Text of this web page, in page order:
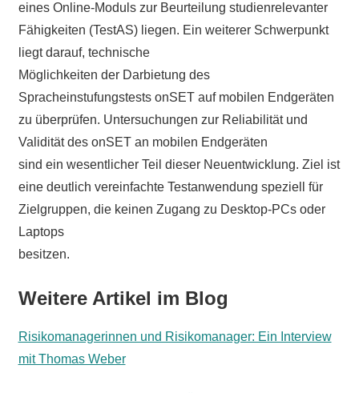
eines Online-Moduls zur Beurteilung studienrelevanter
Fähigkeiten (TestAS) liegen. Ein weiterer Schwerpunkt
liegt darauf, technische
Möglichkeiten der Darbietung des
Spracheinstufungstests onSET auf mobilen Endgeräten
zu überprüfen. Untersuchungen zur Reliabilität und
Validität des onSET an mobilen Endgeräten
sind ein wesentlicher Teil dieser Neuentwicklung. Ziel ist
eine deutlich vereinfachte Testanwendung speziell für
Zielgruppen, die keinen Zugang zu Desktop-PCs oder
Laptops
besitzen.
Weitere Artikel im Blog
Risikomanagerinnen und Risikomanager: Ein Interview
mit Thomas Weber